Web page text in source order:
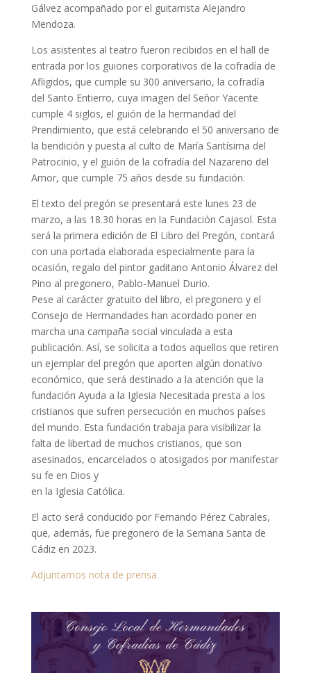
Gálvez acompañado por el guitarrista Alejandro
Mendoza.
Los asistentes al teatro fueron recibidos en el hall de
entrada por los guiones corporativos de la cofradía de
Afligidos, que cumple su 300 aniversario, la cofradía
del Santo Entierro, cuya imagen del Señor Yacente
cumple 4 siglos, el guión de la hermandad del
Prendimiento, que está celebrando el 50 aniversario de
la bendición y puesta al culto de María Santísima del
Patrocinio, y el guión de la cofradía del Nazareno del
Amor, que cumple 75 años desde su fundación.
El texto del pregón se presentará este lunes 23 de
marzo, a las 18.30 horas en la Fundación Cajasol. Esta
será la primera edición de El Libro del Pregón, contará
con una portada elaborada especialmente para la
ocasión, regalo del pintor gaditano Antonio Álvarez del
Pino al pregonero, Pablo-Manuel Durio.
Pese al carácter gratuito del libro, el pregonero y el
Consejo de Hermandades han acordado poner en
marcha una campaña social vinculada a esta
publicación. Así, se solicita a todos aquellos que retiren
un ejemplar del pregón que aporten algún donativo
económico, que será destinado a la atención que la
fundación Ayuda a la Iglesia Necesitada presta a los
cristianos que sufren persecución en muchos países
del mundo. Esta fundación trabaja para visibilizar la
falta de libertad de muchos cristianos, que son
asesinados, encarcelados o atosigados por manifestar
su fe en Dios y
en la Iglesia Católica.
El acto será conducido por Fernando Pérez Cabrales,
que, además, fue pregonero de la Semana Santa de
Cádiz en 2023.
Adjuntamos nota de prensa.